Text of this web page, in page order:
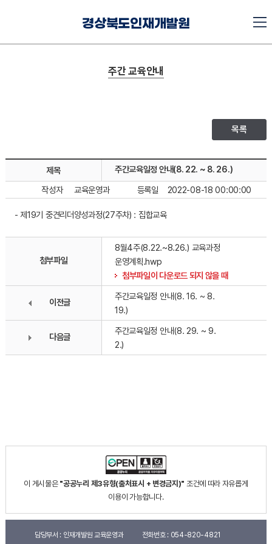
경상북도인재개발원
주간 교육안내
목록
제목
주간교육일정 안내(8. 22. ~ 8. 26.)
등록일
2022-08-18 00:00:00
작성자 교육운영과
- 제19기 중견리더양성과정(27주차) : 집합교육
첨부파일
8월4주(8.22.~8.26.) 교육과정
운영계획.hwp
첨부파일이 다운로드 되지 않을 때
이전글
주간교육일정 안내(8. 16. ~ 8.
19.)
다음글
주간교육일정 안내(8. 29. ~ 9.
2.)
이 게시물은 "공공누리 제3유형(출처표시 + 변경금지)" 조건에 따라 자유롭게
이용이 가능합니다.
담당부서 : 인재개발원 교육운영과 전화번호 : 054-820-4821